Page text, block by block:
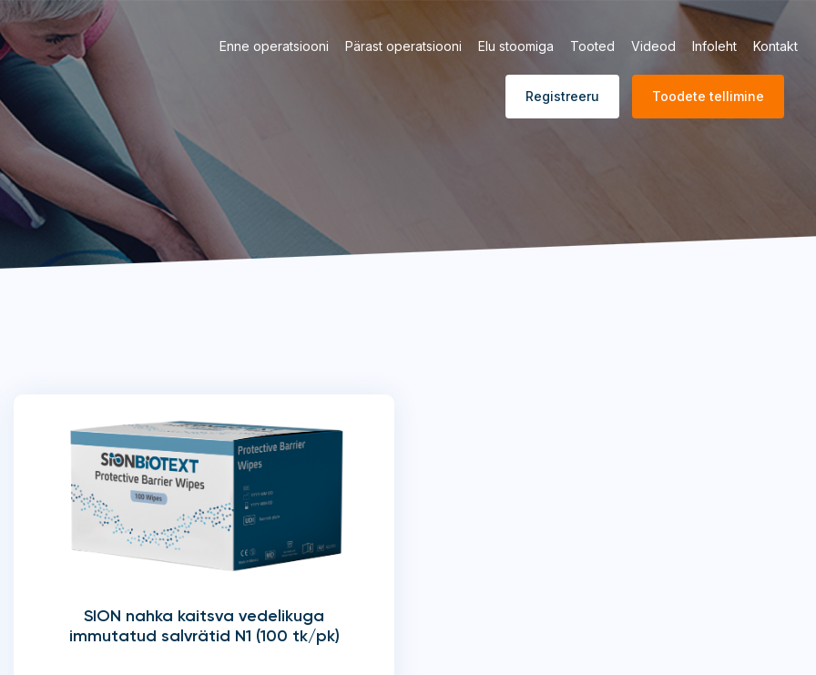
Enne operatsiooni Pärast operatsiooni Elu stoomiga Tooted Videod Infoleht Kontakt
Registreeru Toodete tellimine
SION nahka kaitsva vedelikuga
immutatud salvrätid N1 (100 tk/pk)